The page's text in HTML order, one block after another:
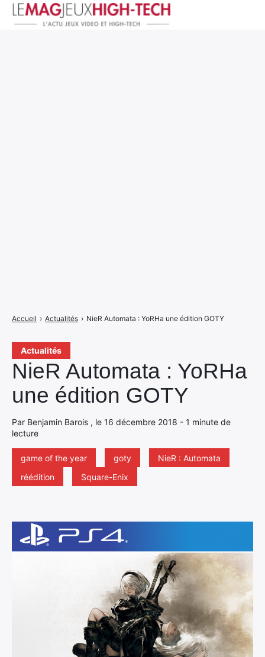
Actualités
NieR Automata : YoRHa
une édition GOTY
Par Benjamin Barois , le 16 décembre 2018 - 1 minute de
lecture
game of the year goty
NieR : Automata
réédition
Square-Enix
Accueil › Actualités › NieR Automata : YoRHa une édition GOTY